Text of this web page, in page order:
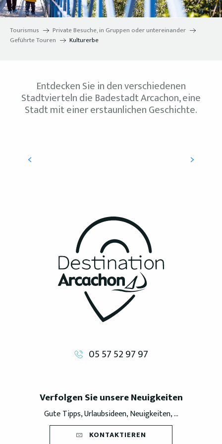
Tourismus
Private Besuche, in Gruppen oder untereinander
Geführte Touren
Kulturerbe
Entdecken Sie in den verschiedenen
Stadtvierteln die Badestadt Arcachon, eine
Stadt mit einer erstaunlichen Geschichte.
05 57 52 97 97
Verfolgen Sie unsere Neuigkeiten
Gute Tipps, Urlaubsideen, Neuigkeiten, ...
KONTAKTIEREN